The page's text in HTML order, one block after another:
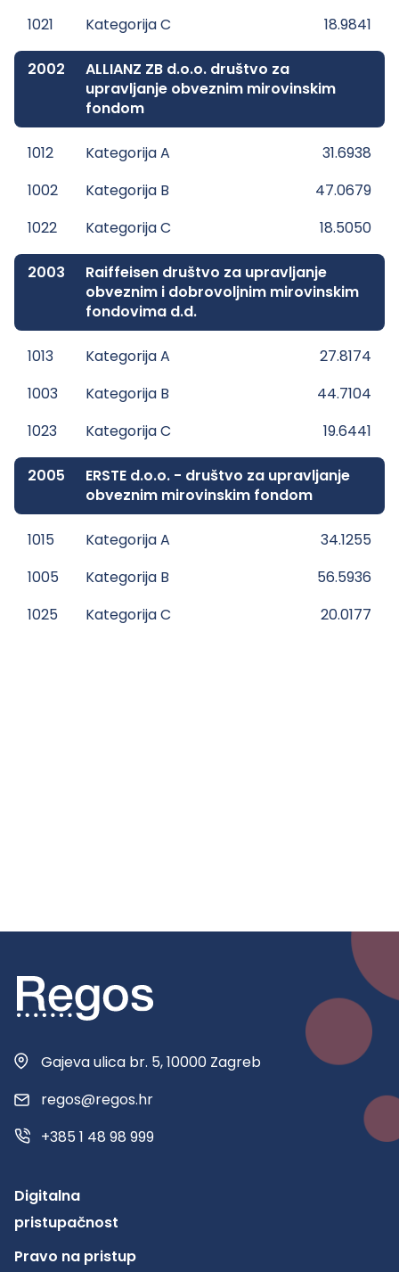
1021
Kategorija C 18.9841
2002
ALLIANZ ZB d.o.o. društvo za
upravljanje obveznim mirovinskim
fondom
1012 Kategorija A
31.6938
1002
Kategorija B
47.0679
1022
Kategorija C 18.5050
2003
Raiffeisen društvo za upravljanje
obveznim i dobrovoljnim mirovinskim
fondovima d.d.
1013 Kategorija A
27.8174
1003
Kategorija B
44.7104
1023
Kategorija C 19.6441
2005
ERSTE d.o.o. - društvo za upravljanje
obveznim mirovinskim fondom
1015 Kategorija A
34.1255
1005
Kategorija B
56.5936
1025
Kategorija C 20.0177
Gajeva ulica br. 5, 10000 Zagreb
regos@regos.hr
+385 1 48 98 999
Digitalna
pristupačnost
Pravo na pristup